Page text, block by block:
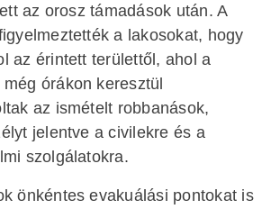
az orosz támadások után. A
a lakosokat, hogy
az érintett területtől, ahol a
órákon keresztül
az ismételt robbanások,
jelentve a civilekre és a
szolgálatokra.
önkéntes evakuálási pontokat is